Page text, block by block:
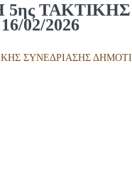
02/2026
ΣΥΝΕΔΡΙΑΣΗΣ